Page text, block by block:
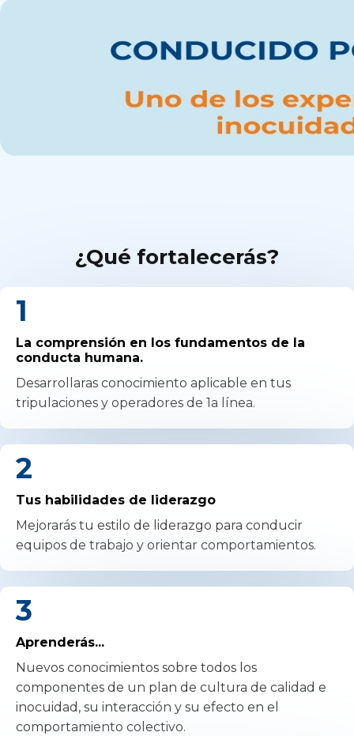
¿Qué fortalecerás?
1
La comprensión en los fundamentos de la
conducta humana.
Desarrollaras conocimiento aplicable en tus
tripulaciones y operadores de 1a línea.
2
Tus habilidades de liderazgo
Mejorarás tu estilo de liderazgo para conducir
equipos de trabajo y orientar comportamientos.
3
Aprenderás...
Nuevos conocimientos sobre todos los
componentes de un plan de cultura de calidad e
inocuidad, su interacción y su efecto en el
comportamiento colectivo.